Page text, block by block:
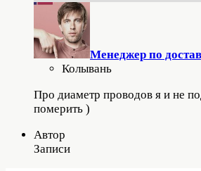
Менеджер по
Колывань
Про диаметр проводов я и не
померить )
Автор
Записи